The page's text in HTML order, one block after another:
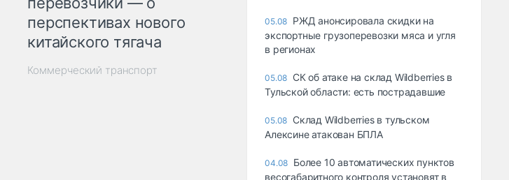
перспективах нового
китайского тягача
Коммерческий транспорт
05.08 РЖД анонсировала скидки на
экспортные грузоперевозки мяса и угля
в регионах
05.08 СК об атаке на склад Wildberries в
Тульской области: есть пострадавшие
05.08 Склад Wildberries в тульском
Алексине атакован БПЛА
04.08 Более 10 автоматических пунктов
весогабаритного контроля установят в